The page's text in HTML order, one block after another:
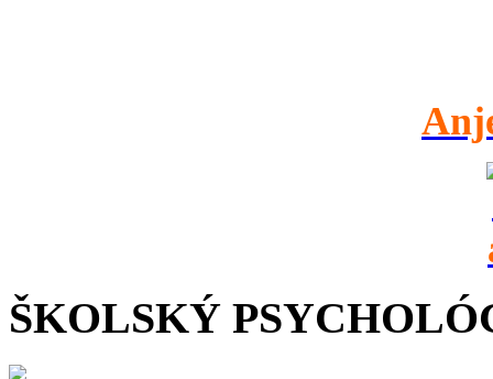
ŠKOLSKÝ